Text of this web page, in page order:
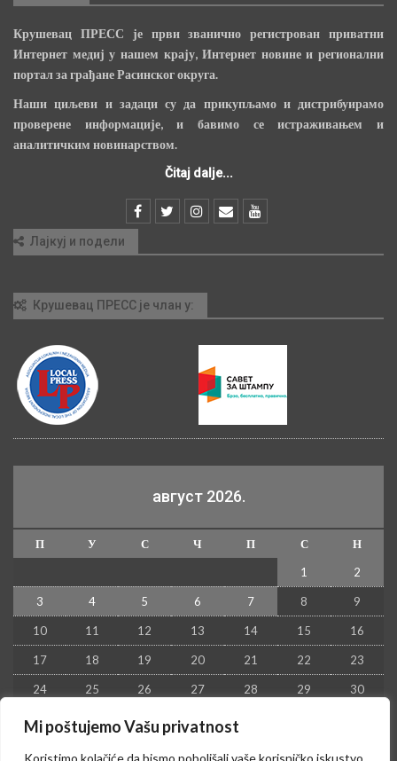
Mi poštujemo Vašu privatnost
Koristimo kolačiće da bismo poboljšali vaše korisničko iskustvo
Крушевац ПРЕСС је први званично регистрован приватни
Интернет медиј у нашем крају, Интернет новине и регионални
портал за грађане Расинског округа.
Наши циљеви и задаци су да прикупљамо и дистрибуирамо
проверене информације, и бавимо се истраживањем и
аналитичким новинарством.
Čitaj dalje...
Лајкуј и подели
Крушевац ПРЕСС је члан у:
август 2026.
П У С Ч П С
Н
1
2
3 4 5 6 7 8 9
10 11 12 13 14 15 16
17 18 19 20 21 22 23
24 25 26 27 28 29 30
31